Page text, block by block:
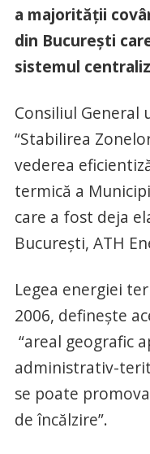
a majorităţii
din Bucureşti
sistemul
Consiliul General
“Stabilirea
vederea
termică a
care a fost deja
Bucureşti, ATH
Legea energiei
2006, defineşte
“areal geografic
administrativ-
se poate
de încălzire”.